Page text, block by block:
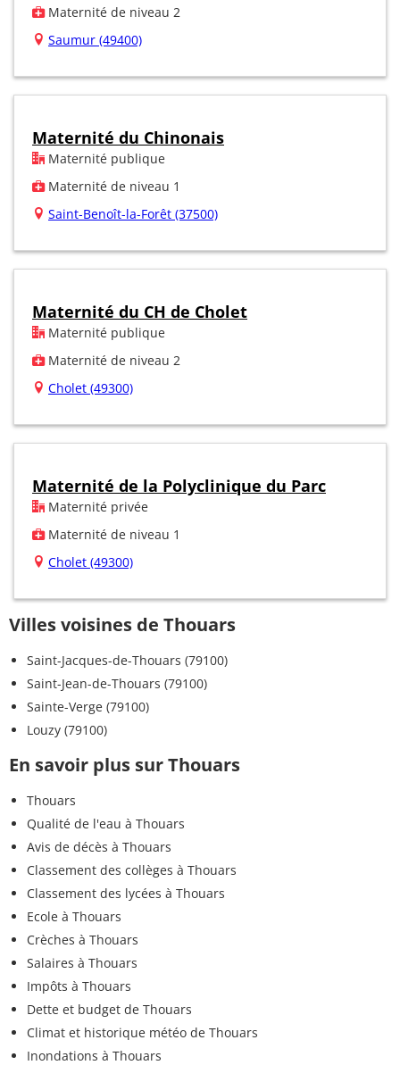
Maternité de niveau 2
Saumur (49400)
Maternité du Chinonais
Maternité publique
Maternité de niveau 1
Saint-Benoît-la-Forêt (37500)
Maternité du CH de Cholet
Maternité publique
Maternité de niveau 2
Cholet (49300)
Maternité de la Polyclinique du Parc
Maternité privée
Maternité de niveau 1
Cholet (49300)
Villes voisines de Thouars
Saint-Jacques-de-Thouars (79100)
Saint-Jean-de-Thouars (79100)
Sainte-Verge (79100)
Louzy (79100)
En savoir plus sur Thouars
Thouars
Qualité de l'eau à Thouars
Avis de décès à Thouars
Classement des collèges à Thouars
Classement des lycées à Thouars
Ecole à Thouars
Crèches à Thouars
Salaires à Thouars
Impôts à Thouars
Dette et budget de Thouars
Climat et historique météo de Thouars
Inondations à Thouars